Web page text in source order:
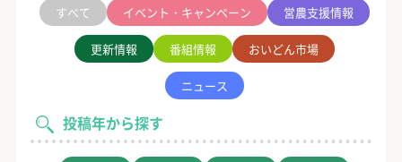
すべて イベント・キャンペーン 営農支援情報
更新情報 番組情報 おいどん市場
ニュース
投稿年から探す